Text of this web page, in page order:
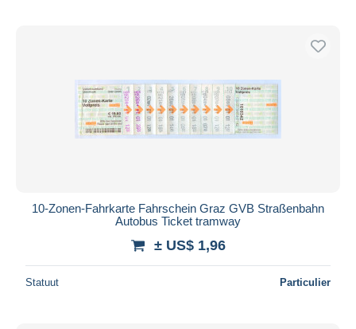
10-Zonen-Fahrkarte Fahrschein Graz GVB Straßenbahn
Autobus Ticket tramway
± US$ 1,96
Statuut Particulier